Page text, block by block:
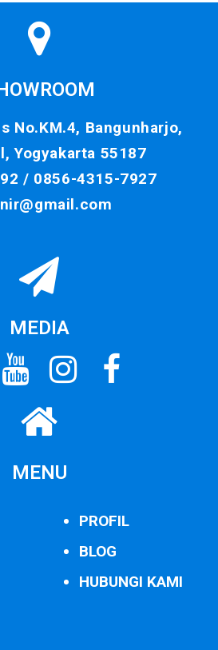
No.KM.4, Bangunharjo,
Yogyakarta 55187
/ 0856-4315-7927
MEDIA
MENU
PROFIL
BLOG
HUBUNGI KAMI